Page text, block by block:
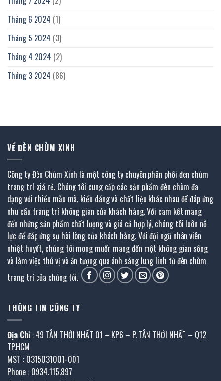
Tháng 6 2024 (1)
Tháng 5 2024 (3)
Tháng 4 2024 (2)
Tháng 3 2024 (86)
VỀ ĐÈN CHÙM XINH
Công ty Đèn Chùm Xinh là một công ty chuyên phân phối đèn chùm
trang trí giá rẻ. Chúng tôi cung cấp các sản phẩm đèn chùm đa
dạng với nhiều mẫu mã, kiểu dáng và chất liệu khác nhau để đáp ứng
nhu cầu trang trí không gian của khách hàng. Với cam kết mang
đến những sản phẩm chất lượng và giá cả hợp lý, chúng tôi luôn nỗ
lực để đáp ứng sự hài lòng của khách hàng. Với đội ngũ nhân viên
nhiệt huyết, chúng tôi mong muốn mang đến một không gian sống
và làm việc thú vị và ấn tượng qua ánh sáng lung linh từ đèn chùm
trang trí của chúng tôi.
THÔNG TIN CÔNG TY
Địa Chỉ : 49 TÂN THỚI NHẤT 01 – KP6 – P. TÂN THỚI NHẤT – Q12
TP.HCM
MST : 0315031001-001
Phone : 0934.115.897